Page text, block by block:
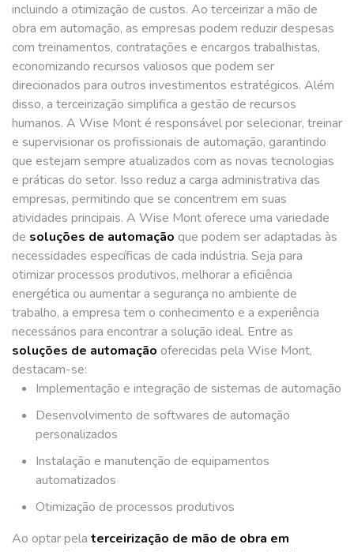
incluindo a otimização de custos. Ao terceirizar a mão de
obra em automação, as empresas podem reduzir despesas
com treinamentos, contratações e encargos trabalhistas,
economizando recursos valiosos que podem ser
direcionados para outros investimentos estratégicos. Além
disso, a terceirização simplifica a gestão de recursos
humanos. A Wise Mont é responsável por selecionar, treinar
e supervisionar os profissionais de automação, garantindo
que estejam sempre atualizados com as novas tecnologias
e práticas do setor. Isso reduz a carga administrativa das
empresas, permitindo que se concentrem em suas
atividades principais. A Wise Mont oferece uma variedade
de soluções de automação que podem ser adaptadas às
necessidades específicas de cada indústria. Seja para
otimizar processos produtivos, melhorar a eficiência
energética ou aumentar a segurança no ambiente de
trabalho, a empresa tem o conhecimento e a experiência
necessários para encontrar a solução ideal. Entre as
soluções de automação oferecidas pela Wise Mont,
destacam-se:
Implementação e integração de sistemas de automação
Desenvolvimento de softwares de automação
personalizados
Instalação e manutenção de equipamentos
automatizados
Otimização de processos produtivos
Ao optar pela terceirização de mão de obra em